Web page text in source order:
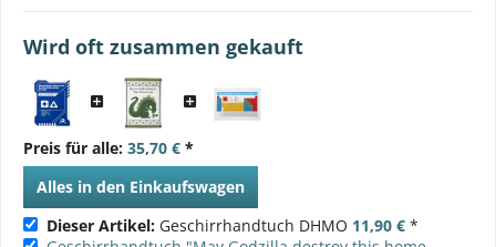
Wird oft zusammen gekauft
Preis für alle: 35,70 € *
Alles in den Einkaufswagen
Dieser Artikel: Geschirrhandtuch DHMO 11,90 € *